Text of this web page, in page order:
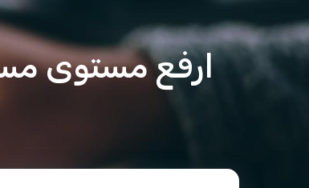
ارفع مستوى